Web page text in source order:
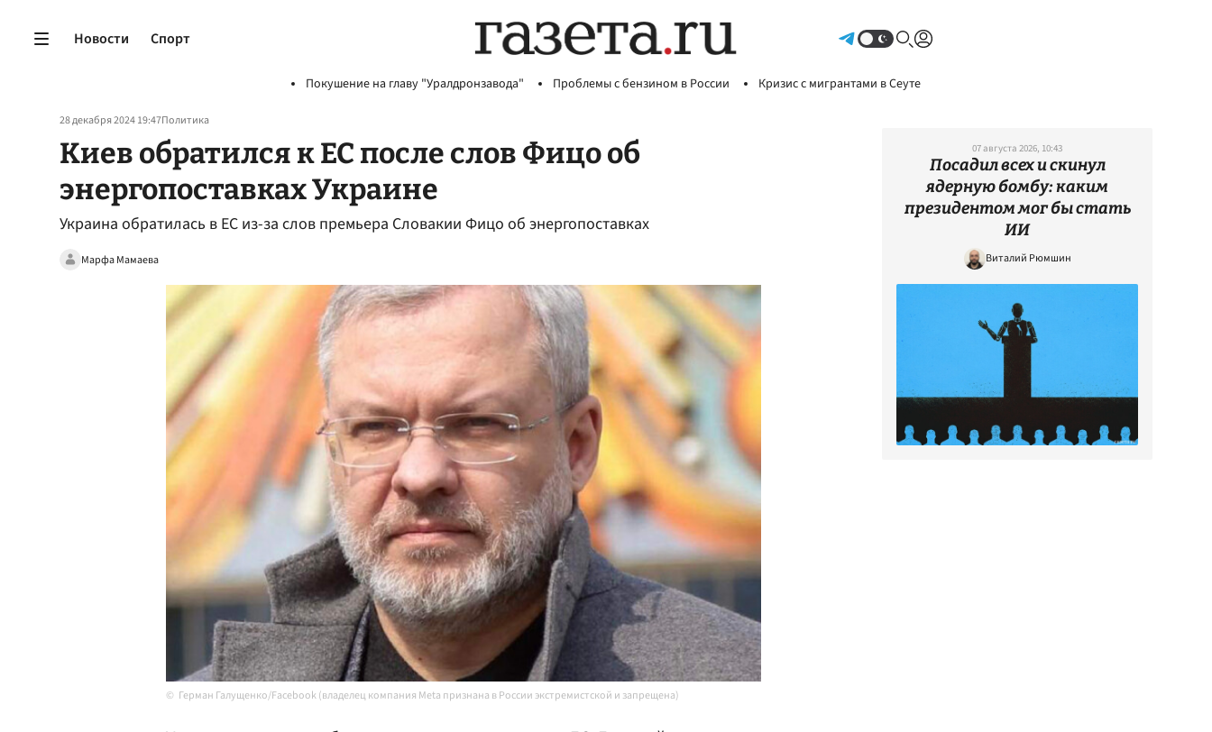
Новости Спорт
Покушение на главу "Уралдронзавода" Проблемы с бензином в России Кризис с мигрантами в Сеуте
28 декабря 2024 19:47Политика
Киев обратился к ЕС после слов Фицо об
энергопоставках Украине
Украина обратилась в ЕС из-за слов премьера Словакии Фицо об энергопоставках
Марфа Мамаева
Герман Галущенко/Facebook (владелец компания Meta признана в России экстремистской и запрещена)
07 августа 2026, 10:43
Посадил всех и скинул
ядерную бомбу: каким
президентом мог бы стать
ИИ
Виталий Рюмшин